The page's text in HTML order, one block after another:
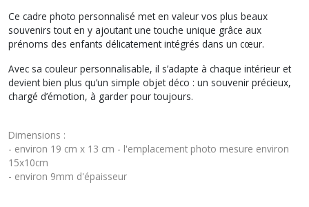
Ce cadre photo personnalisé met en valeur vos plus beaux
souvenirs tout en y ajoutant une touche unique grâce aux
prénoms des enfants délicatement intégrés dans un cœur.
Avec sa couleur personnalisable, il s’adapte à chaque intérieur et
devient bien plus qu’un simple objet déco : un souvenir précieux,
chargé d’émotion, à garder pour toujours.
Dimensions :
- environ 19 cm x 13 cm - l'emplacement photo mesure environ
15x10cm
- environ 9mm d'épaisseur